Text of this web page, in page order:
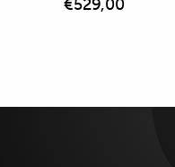
€529,00